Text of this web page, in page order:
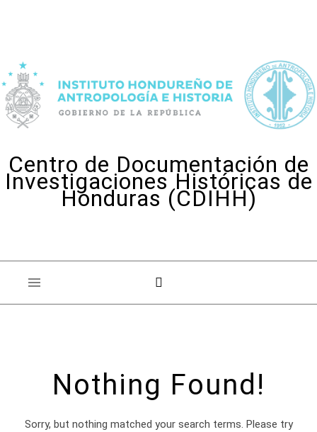
Centro de Documentación de
Investigaciones Históricas de
Honduras (CDIHH)
Nothing Found!
Sorry, but nothing matched your search terms. Please try